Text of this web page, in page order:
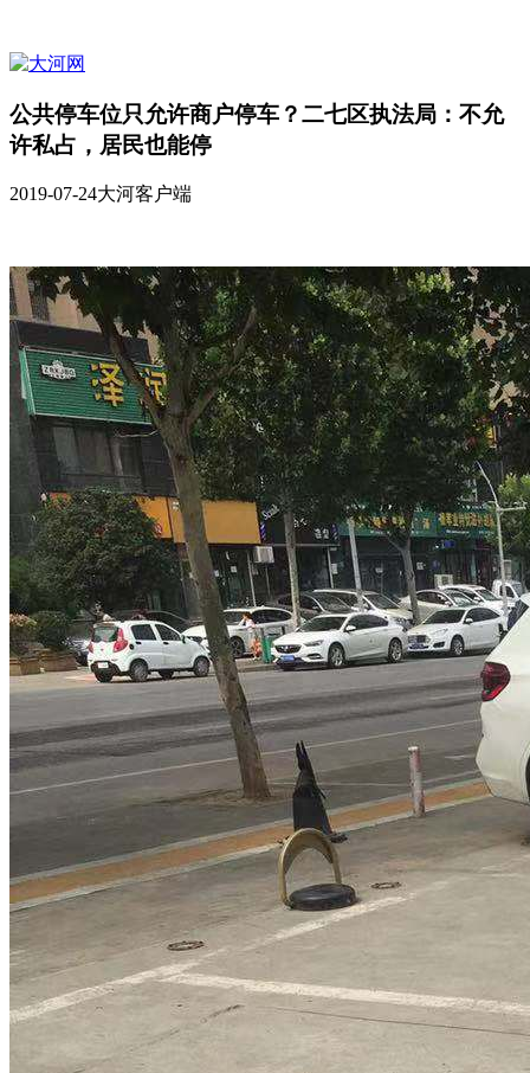
公共停车位只允许商户停车？二七区执法局：不允
许私占，居民也能停
2019-07-24大河客户端